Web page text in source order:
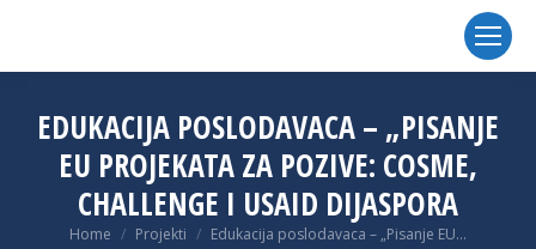
EDUKACIJA POSLODAVACA – „PISANJE
EU PROJEKATA ZA POZIVE: COSME,
CHALLENGE I USAID DIJASPORA
You are here:
Home Projekti Edukacija poslodavaca – „Pisanje EU…